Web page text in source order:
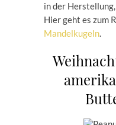
in der
Hier geht es zum
Mandelkugeln.